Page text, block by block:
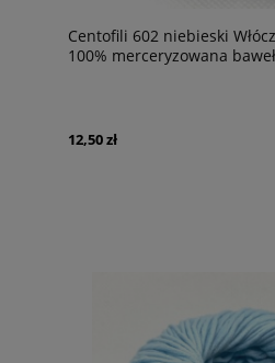
Centofili 602 niebieski
100% merceryzowana
12,50 zł